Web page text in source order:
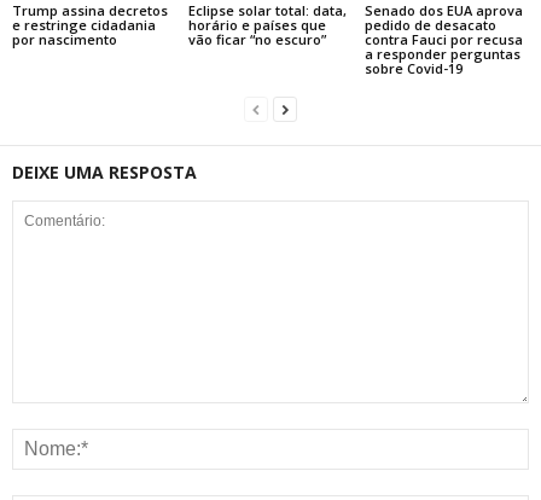
Trump assina decretos
e restringe cidadania
por nascimento
Eclipse solar total: data,
horário e países que
vão ficar “no escuro”
Senado dos EUA aprova
pedido de desacato
contra Fauci por recusa
a responder perguntas
sobre Covid-19
DEIXE UMA RESPOSTA